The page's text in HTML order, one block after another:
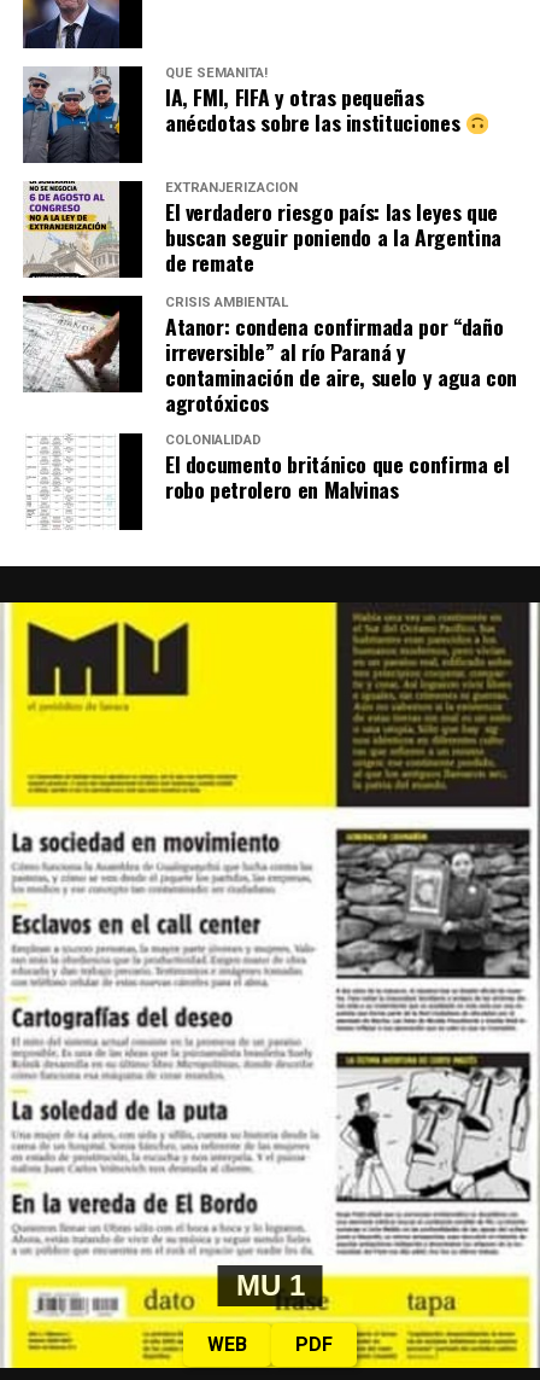
QUÉ SEMANITA!
IA, FMI, FIFA y otras pequeñas
anécdotas sobre las instituciones
EXTRANJERIZACIÓN
El verdadero riesgo país: las leyes que
buscan seguir poniendo a la Argentina
de remate
CRISIS AMBIENTAL
Atanor: condena confirmada por “daño
irreversible” al río Paraná y
contaminación de aire, suelo y agua con
agrotóxicos
COLONIALIDAD
El documento británico que confirma el
robo petrolero en Malvinas
MU 1
WEB PDF